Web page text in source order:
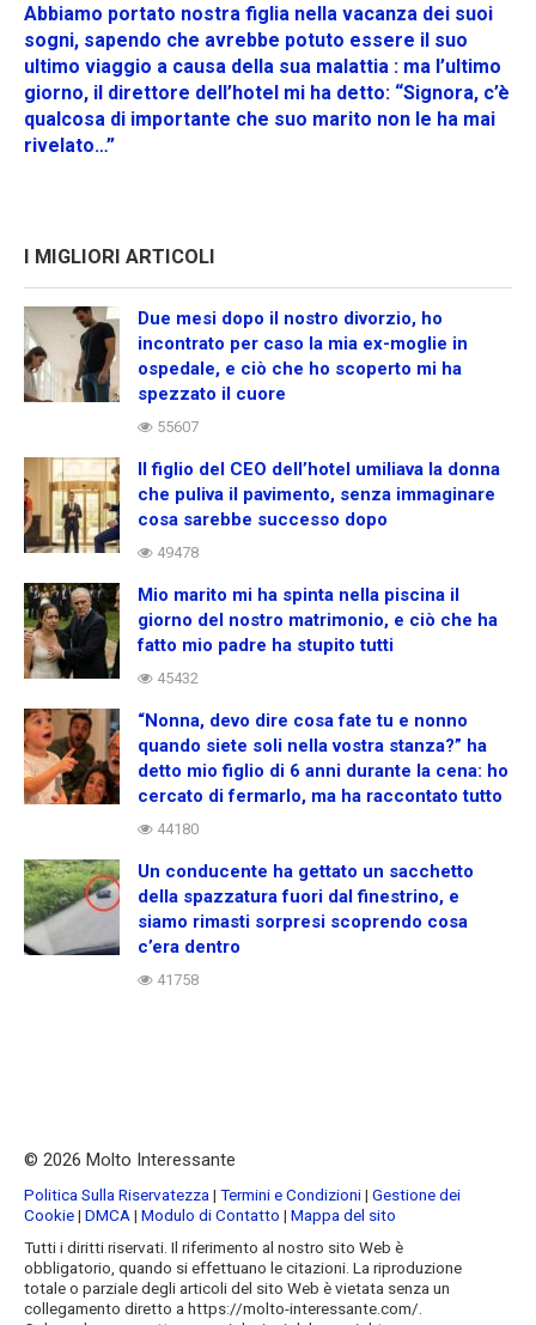
Abbiamo portato nostra figlia nella vacanza dei suoi
sogni, sapendo che avrebbe potuto essere il suo
ultimo viaggio a causa della sua malattia : ma l’ultimo
giorno, il direttore dell’hotel mi ha detto: “Signora, c’è
qualcosa di importante che suo marito non le ha mai
rivelato…”
I MIGLIORI ARTICOLI
Due mesi dopo il nostro divorzio, ho
incontrato per caso la mia ex-moglie in
ospedale, e ciò che ho scoperto mi ha
spezzato il cuore
55607
Il figlio del CEO dell’hotel umiliava la donna
che puliva il pavimento, senza immaginare
cosa sarebbe successo dopo
49478
Mio marito mi ha spinta nella piscina il
giorno del nostro matrimonio, e ciò che ha
fatto mio padre ha stupito tutti
45432
“Nonna, devo dire cosa fate tu e nonno
quando siete soli nella vostra stanza?” ha
detto mio figlio di 6 anni durante la cena: ho
cercato di fermarlo, ma ha raccontato tutto
44180
Un conducente ha gettato un sacchetto
della spazzatura fuori dal finestrino, e
siamo rimasti sorpresi scoprendo cosa
c’era dentro
41758
© 2026 Molto Interessante
Politica Sulla Riservatezza | Termini e Condizioni| Gestione dei
Cookie| DMCA | Modulo di Contatto | Mappa del sito
Tutti i diritti riservati. Il riferimento al nostro sito Web è
obbligatorio, quando si effettuano le citazioni. La riproduzione
totale o parziale degli articoli del sito Web è vietata senza un
collegamento diretto a https://molto-interessante.com/.